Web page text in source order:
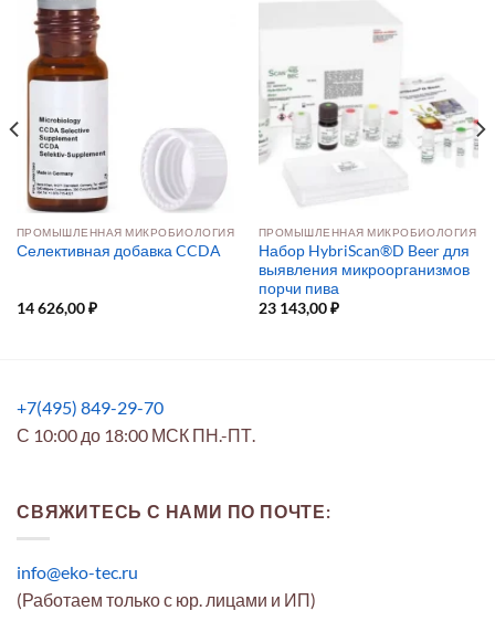
ПРОМЫШЛЕННАЯ МИКРОБИОЛОГИЯ
Селективная добавка CCDA
14 626,00₽
ПРОМЫШЛЕННАЯ МИКРОБИОЛОГИЯ
Набор HybriScan®D Beer для
выявления микроорганизмов
порчи пива
23 143,00₽
+7(495) 849-29-70
С 10:00 до 18:00 МСК ПН.-ПТ.
СВЯЖИТЕСЬ С НАМИ ПО ПОЧТЕ:
info@eko-tec.ru
(Работаем только с юр. лицами и ИП)